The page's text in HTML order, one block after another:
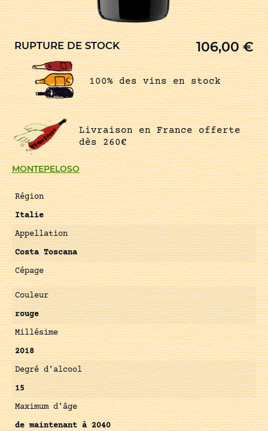
MONTEPELOSO
Région
Italie
Appellation
Costa Toscana
Cépage
Couleur
rouge
Millésime
2018
Degré d'alcool
15
Maximum d'âge
de maintenant à 2040
RUPTURE DE STOCK 106,00€
100% des vins en stock
Livraison en France offerte
dès 260€